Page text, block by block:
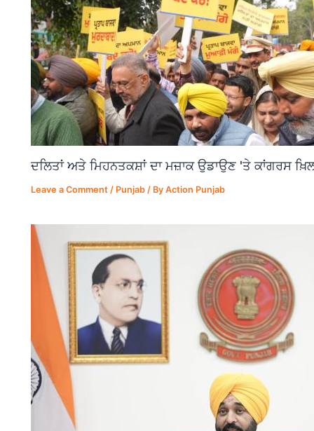
ਦਲਿਤਾਂ ਅਤੇ ਮਿਹਨਤਕਸ਼ਾਂ ਦਾ ਮਜ਼ਾਕ ਉਡਾਉਣ 'ਤੇ ਕਾਂਗਰਸ
Leave a Comment / Punjab / ByAction Punjab